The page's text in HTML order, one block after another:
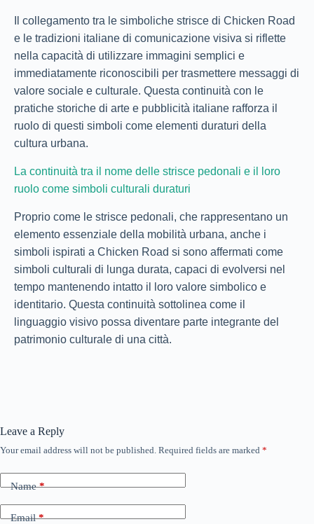
Il collegamento tra le simboliche strisce di Chicken Road
e le tradizioni italiane di comunicazione visiva si riflette
nella capacità di utilizzare immagini semplici e
immediatamente riconoscibili per trasmettere messaggi di
valore sociale e culturale. Questa continuità con le
pratiche storiche di arte e pubblicità italiane rafforza il
ruolo di questi simboli come elementi duraturi della
cultura urbana.
La continuità tra il nome delle strisce pedonali e il loro
ruolo come simboli culturali duraturi
Proprio come le strisce pedonali, che rappresentano un
elemento essenziale della mobilità urbana, anche i
simboli ispirati a Chicken Road si sono affermati come
simboli culturali di lunga durata, capaci di evolversi nel
tempo mantenendo intatto il loro valore simbolico e
identitario. Questa continuità sottolinea come il
linguaggio visivo possa diventare parte integrante del
patrimonio culturale di una città.
Leave a Reply
Your email address will not be published. Required fields are marked *
Name*
Email*